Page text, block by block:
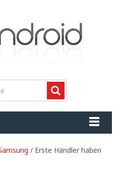
/ Erste Händler haben